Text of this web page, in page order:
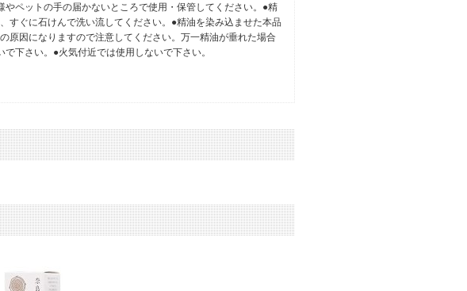
ペットの手の届かないところで使用・保管してください。●精
すぐに石けんで洗い流してください。●精油を染み込ませた本品
原因になりますので注意してください。万一精油が垂れた場合
下さい。●火気付近では使用しないで下さい。